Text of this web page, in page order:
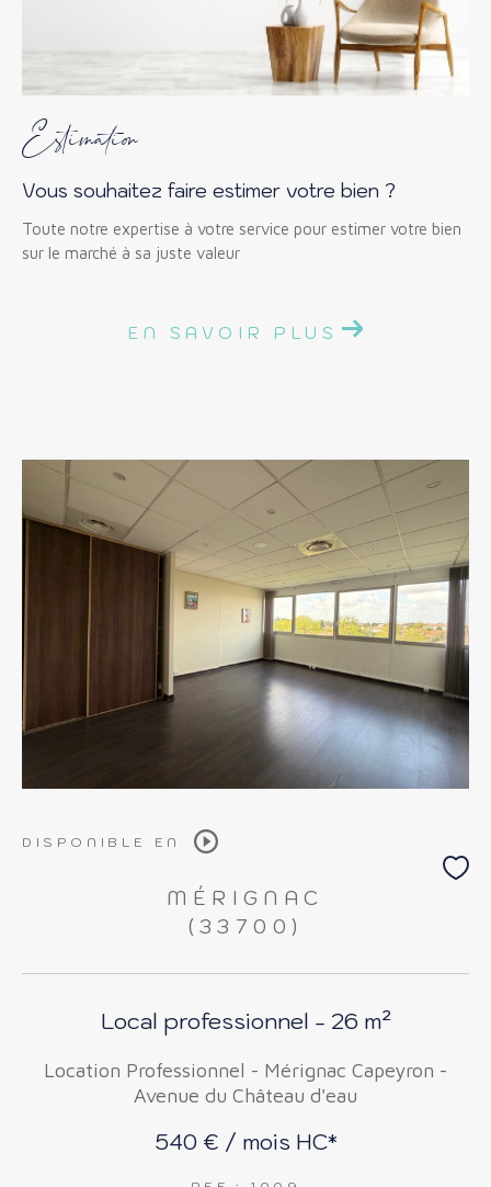
Estimation
Vous souhaitez faire estimer votre bien ?
Toute notre expertise à votre service pour estimer votre bien
sur le marché à sa juste valeur
EN SAVOIR PLUS
DISPONIBLE EN
MÉRIGNAC
(33700)
Local professionnel - 26 m²
Location Professionnel - Mérignac Capeyron -
Avenue du Château d'eau
540 € / mois HC*